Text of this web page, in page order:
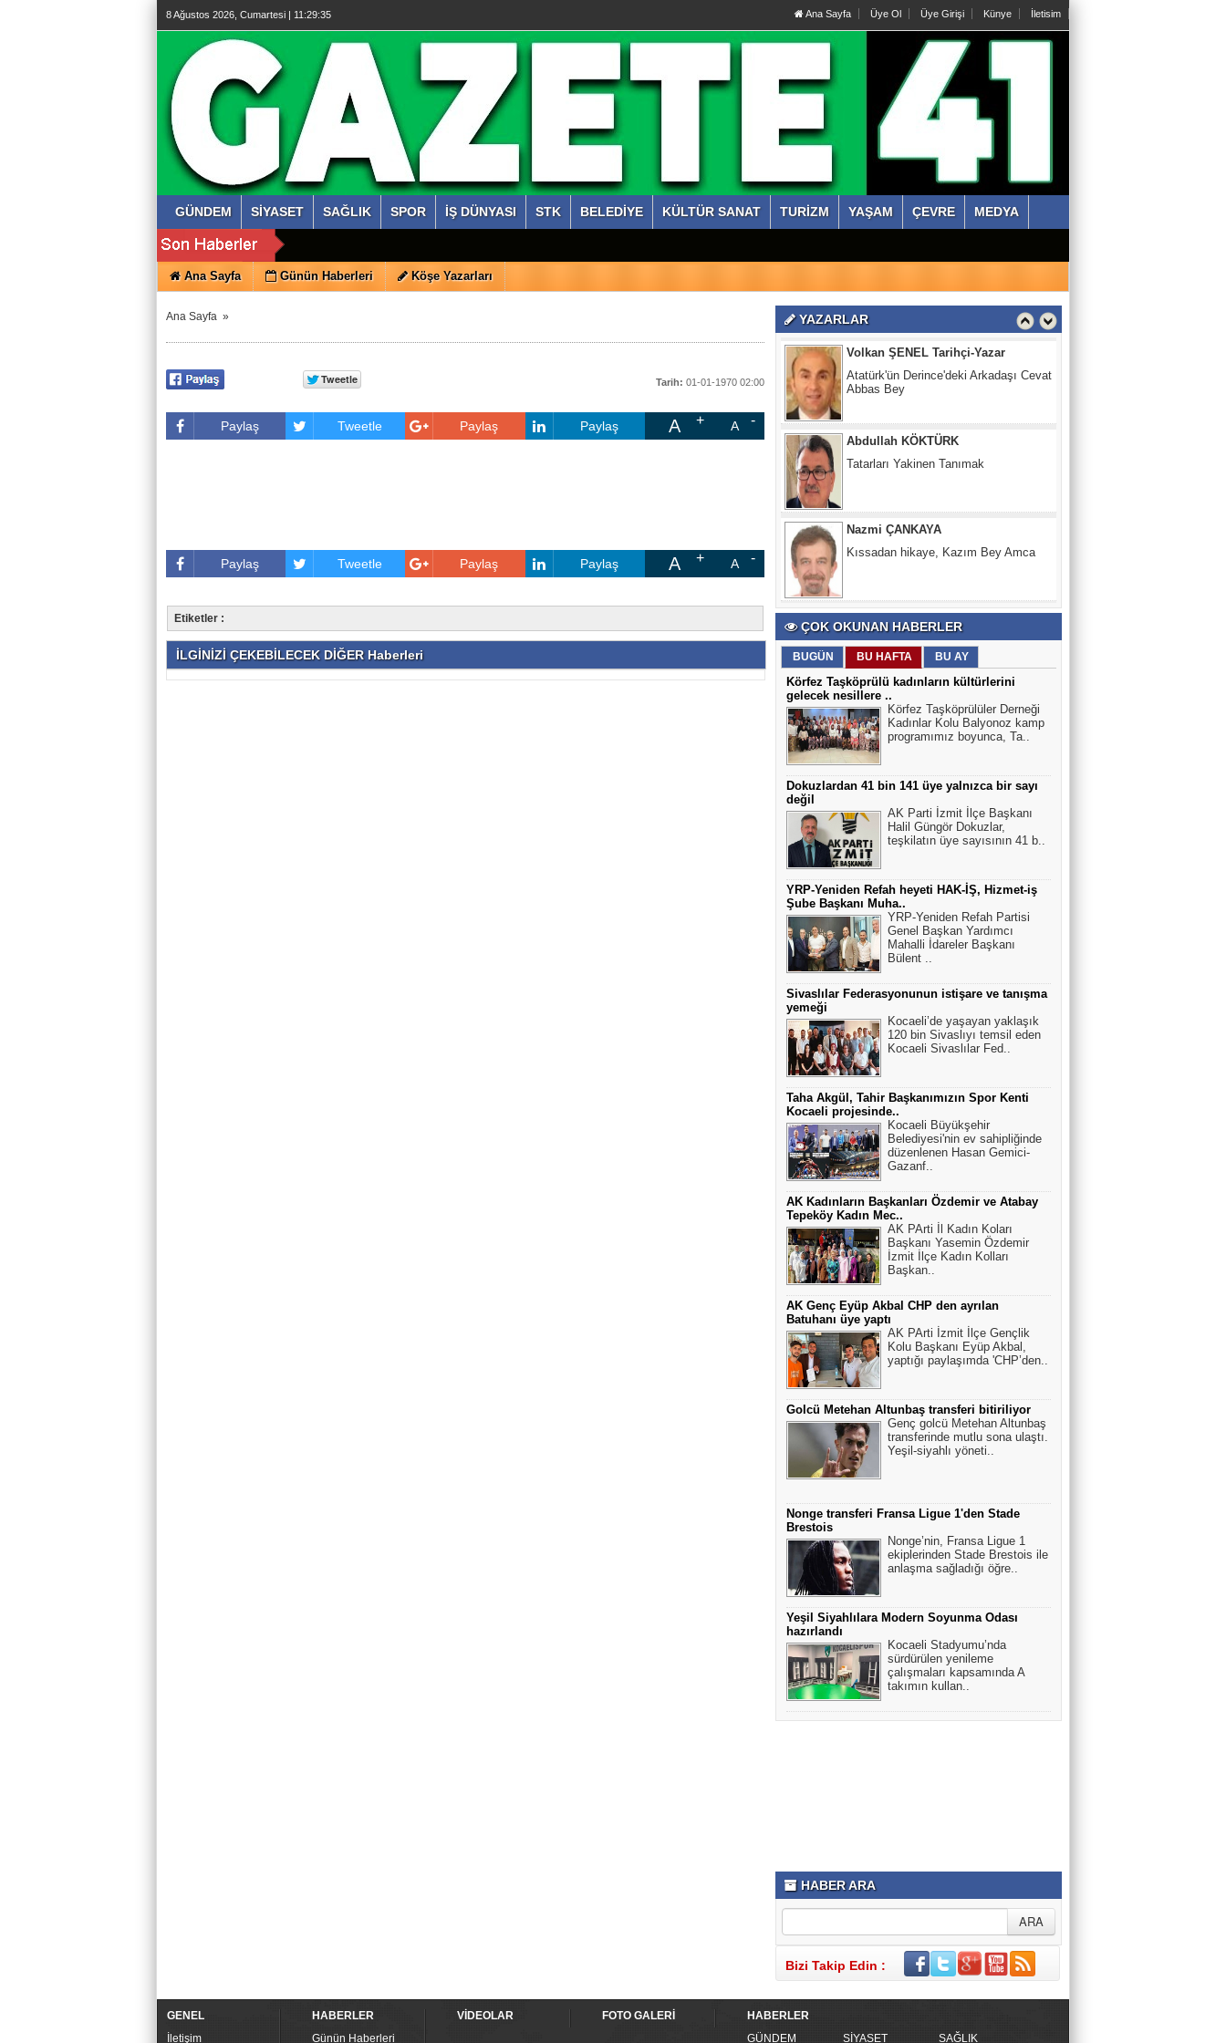
8 Ağustos 2026, Cumartesi | 11:29:36 Ana Sayfa Üye Ol Üye Girişi Künye İletisim
GÜNDEM SİYASET SAĞLIK SPOR İŞ DÜNYASI STK BELEDİYE KÜLTÜR SANAT TURİZM YAŞAM ÇEVRE MEDYA
Ana Sayfa Günün Haberleri Köşe Yazarları
Ana Sayfa »
Tarih: 01-01-1970 02:00
Paylaş Tweetle Paylaş Paylaş A A
Paylaş Tweetle Paylaş Paylaş A A
Etiketler :
İLGİNİZİ ÇEKEBİLECEK DİĞER Haberleri
YAZARLAR
Abdullah KÖKTÜRK
Tatarları Yakinen Tanımak
Nazmi ÇANKAYA
Süleyman DURAK
Volkan ŞENEL Tarihçi-Yazar
Atatürk'ün Derince'deki Arkadaşı Cevat
Abdullah KÖKTÜRK
ÇOK OKUNAN HABERLER
BUGÜN BU HAFTA BU AY
Körfez Taşköprülü kadınların kültürlerini
gelecek nesillere ..
Körfez Taşköprülüler Derneği
Kadınlar Kolu Balyonoz kamp
programımız boyunca, Ta..
Dokuzlardan 41 bin 141 üye yalnızca bir sayı
değil
AK Parti İzmit İlçe Başkanı
Halil Güngör Dokuzlar,
teşkilatın üye sayısının 41 b..
YRP-Yeniden Refah heyeti HAK-İŞ, Hizmet-iş
Şube Başkanı Muha..
YRP-Yeniden Refah Partisi
Genel Başkan Yardımcı
Mahalli İdareler Başkanı
Bülent ..
Sivaslılar Federasyonunun istişare ve tanışma
yemeği
Kocaeli’de yaşayan yaklaşık
120 bin Sivaslıyı temsil eden
Kocaeli Sivaslılar Fed..
Taha Akgül, Tahir Başkanımızın Spor Kenti
Kocaeli projesinde..
Kocaeli Büyükşehir
Belediyesi'nin ev sahipliğinde
düzenlenen Hasan Gemici-
Gazanf..
AK Kadınların Başkanları Özdemir ve Atabay
Tepeköy Kadın Mec..
AK PArti İl Kadın Koları
Başkanı Yasemin Özdemir
İzmit İlçe Kadın Kolları
Başkan..
AK Genç Eyüp Akbal CHP den ayrılan
Batuhanı üye yaptı
AK PArti İzmit İlçe Gençlik
Kolu Başkanı Eyüp Akbal,
yaptığı paylaşımda 'CHP’den..
Golcü Metehan Altunbaş transferi bitiriliyor
Genç golcü Metehan Altunbaş
transferinde mutlu sona ulaştı.
Yeşil-siyahlı yöneti..
Nonge transferi Fransa Ligue 1'den Stade
Brestois
Nonge’nin, Fransa Ligue 1
ekiplerinden Stade Brestois ile
anlaşma sağladığı öğre..
Yeşil Siyahlılara Modern Soyunma Odası
hazırlandı
Kocaeli Stadyumu’nda
sürdürülen yenileme
çalışmaları kapsamında A
takımın kullan..
HABER ARA
Bizi Takip Edin :
GENEL
İletişim
HABERLER
Günün Haberleri
VİDEOLAR FOTO GALERİ
HABERLER
GÜNDEM
SİYASET SAĞLIK